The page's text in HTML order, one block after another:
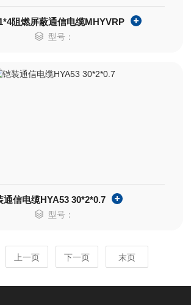
阻燃屏蔽通信电缆MHYVRP
型号：
通信电缆HYA53 30*2*0.7
型号：
上一页 下一页 末页